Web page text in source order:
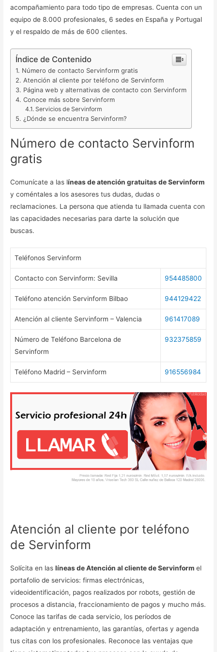
acompañamiento para todo tipo de empresas. Cuenta con un
equipo de 8.000 profesionales, 6 sedes en España y Portugal
y el respaldo de más de 600 clientes.
Índice de Contenido
Número de contacto Servinform gratis
Atención al cliente por teléfono de Servinform
Página web y alternativas de contacto con Servinform
Conoce más sobre Servinform
Servicios de Servinform
¿Dónde se encuentra Servinform?
Número de contacto Servinform
gratis
Comunícate a las líneas de atención gratuitas de Servinform
y coméntales a los asesores tus dudas, dudas o
reclamaciones. La persona que atienda tu llamada cuenta con
las capacidades necesarias para darte la solución que
buscas.
Teléfonos Servinform
Contacto con Servinform: Sevilla 954485800
Teléfono atención Servinform Bilbao 944129422
Atención al cliente Servinform – Valencia 961417089
Número de Teléfono Barcelona de
Servinform
932375859
Teléfono Madrid – Servinform 916556984
Atención al cliente por teléfono
de Servinform
Solícita en laslíneas de Atención al cliente de Servinform el
portafolio de servicios: firmas electrónicas,
videoidentificación, pagos realizados por robots, gestión de
procesos a distancia, fraccionamiento de pagos y mucho más.
Conoce las tarifas de cada servicio, los períodos de
adaptación y entrenamiento, las garantías, ofertas y agenda
tus citas con los profesionales. Reconoce las ventajas que